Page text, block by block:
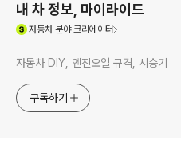
내 차 정보, 마이라이드
자동차분야 크리에이터
자동차 DIY, 엔진오일 규격, 시승기
구독하기